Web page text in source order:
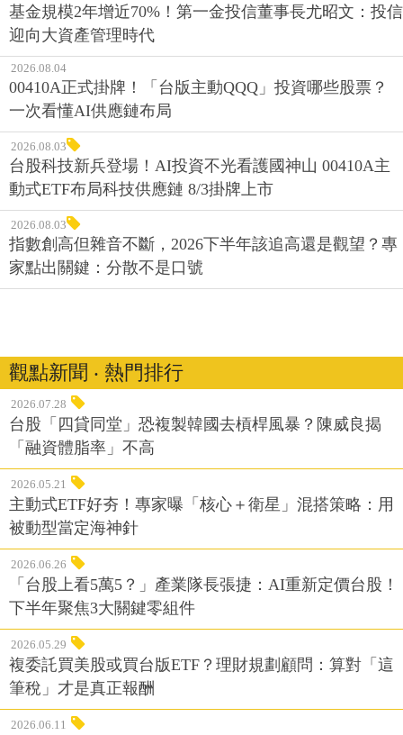
基金規模2年增近70%！第一金投信董事長尤昭文：投信
迎向大資產管理時代
2026.08.04
00410A正式掛牌！「台版主動QQQ」投資哪些股票？
一次看懂AI供應鏈布局
2026.08.03
台股科技新兵登場！AI投資不光看護國神山 00410A主
動式ETF布局科技供應鏈 8/3掛牌上市
2026.08.03
指數創高但雜音不斷，2026下半年該追高還是觀望？專
家點出關鍵：分散不是口號
觀點新聞 ‧ 熱門排行
2026.07.28
台股「四貸同堂」恐複製韓國去槓桿風暴？陳威良揭
「融資體脂率」不高
2026.05.21
主動式ETF好夯！專家曝「核心＋衛星」混搭策略：用
被動型當定海神針
2026.06.26
「台股上看5萬5？」產業隊長張捷：AI重新定價台股！
下半年聚焦3大關鍵零組件
2026.05.29
複委託買美股或買台版ETF？理財規劃顧問：算對「這
筆稅」才是真正報酬
2026.06.11